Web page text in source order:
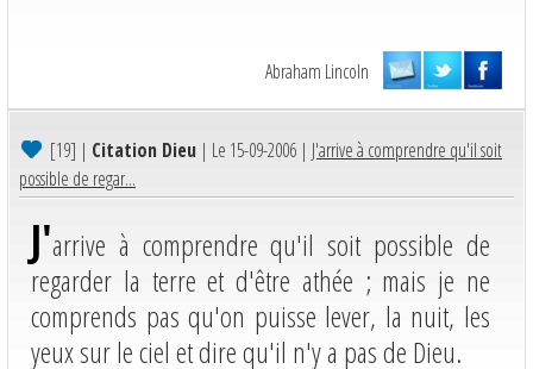
Abraham Lincoln
[19] | Citation Dieu | Le 15-09-2006 | J'arrive à comprendre qu'il soit
possible de regar...
J'arrive à comprendre qu'il soit possible de
regarder la terre et d'être athée ; mais je ne
comprends pas qu'on puisse lever, la nuit, les
yeux sur le ciel et dire qu'il n'y a pas de Dieu.